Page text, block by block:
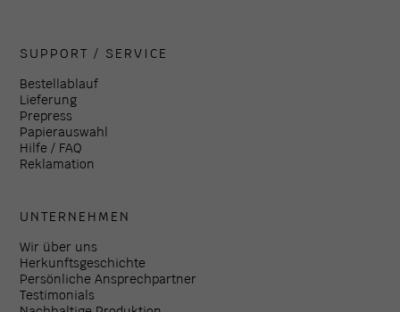
SUPPORT / SERVICE
Bestellablauf
Lieferung
Prepress
Papierauswahl
Hilfe / FAQ
Reklamation
UNTERNEHMEN
Wir über uns
Herkunftsgeschichte
Persönliche Ansprechpartner
Testimonials